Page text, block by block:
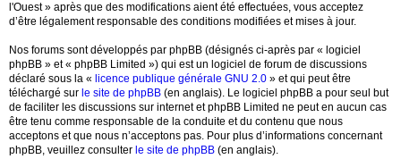
l'Ouest » après que des modifications aient été effectuées, vous acceptez
d’être légalement responsable des conditions modifiées et mises à jour.
Nos forums sont développés par phpBB (désignés ci-après par « logiciel
phpBB » et « phpBB Limited ») qui est un logiciel de forum de discussions
déclaré sous la « licence publique générale GNU 2.0 » et qui peut être
téléchargé sur le site de phpBB (en anglais). Le logiciel phpBB a pour seul but
de faciliter les discussions sur internet et phpBB Limited ne peut en aucun cas
être tenu comme responsable de la conduite et du contenu que nous
acceptons et que nous n’acceptons pas. Pour plus d’informations concernant
phpBB, veuillez consulter le site de phpBB (en anglais).